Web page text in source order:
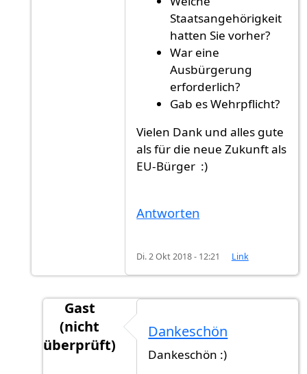
Staatsangehörigkeit
hatten Sie vorher?
War eine
Ausbürgerung
erforderlich?
Gab es Wehrpflicht?
Vielen Dank und alles gute
als für die neue Zukunft als
EU-Bürger :)
Antworten
Di. 2 Okt 2018 - 12:21 Link
Gast
(nicht
überprüft)
Mein Glückwunsch! und einige…
Dankeschön
Dankeschön :)